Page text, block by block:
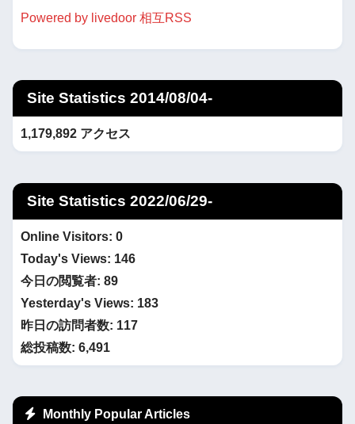
Powered by livedoor 相互RSS
Site Statistics 2014/08/04-
1,179,892 アクセス
Site Statistics 2022/06/29-
Online Visitors: 0
Today's Views: 146
今日の閲覧者: 89
Yesterday's Views: 183
昨日の訪問者数: 117
総投稿数: 6,491
Monthly Popular Articles